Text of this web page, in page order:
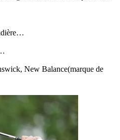
New Balance(marque de